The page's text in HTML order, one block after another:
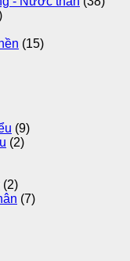
(15)
(9)
(2)
(2)
(7)